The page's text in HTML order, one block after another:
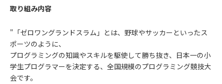
取り組み内容
"「ゼロワングランドスラム」とは、野球やサッカーといったス
ポーツのように、
プログラミングの知識やスキルを駆使して勝ち抜き、日本一の小
学生プログラマーを決定する、全国規模のプログラミング競技大
会です。